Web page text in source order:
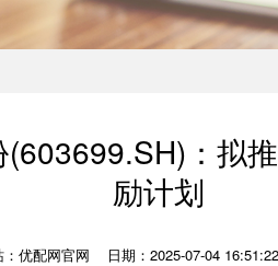
：拟
励计划
：优配网官网 日期：2025-07-04 16:51:22